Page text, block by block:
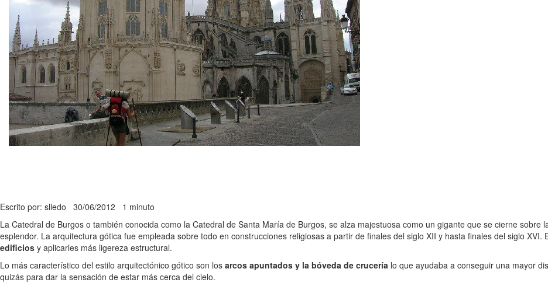
Escrito por: slledo 30/06/2012 1 minuto
La Catedral de Burgos o también conocida como la Catedral de Santa María de Burgos, se alza majestuosa como un gigante que se cierne
esplendor. La arquitectura gótica fue empleada sobre todo en construcciones religiosas a partir de finales del siglo XII y hasta finales del siglo XVI.
edificios y aplicarles más ligereza estructural.
Lo más característico del estilo arquitectónico gótico son los arcos apuntados y la bóveda de crucería lo que ayudaba a conseguir una mayor
quizás para dar la sensación de estar más cerca del cielo.